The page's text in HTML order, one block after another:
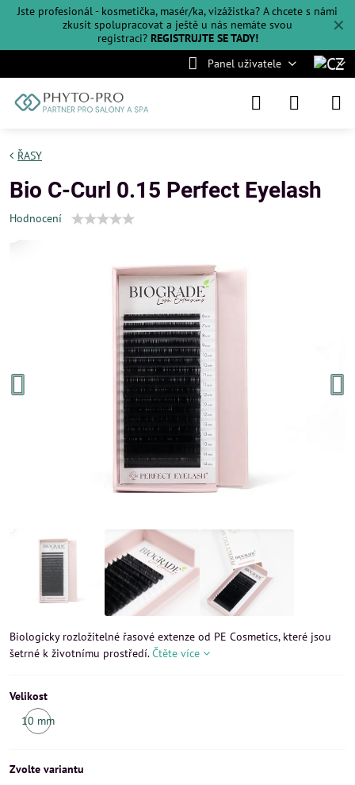
✕
Jste profesionál - kosmetička, masér/ka, vizážistka? A chcete s námi
zkusit spolupracovat a ještě u nás nemáte svou
registraci? REGISTRUJTE SE TADY!
Panel uživatele
ŘASY
Bio C-Curl 0.15 Perfect Eyelash
Hodnocení
Biologicky rozložitelné řasové extenze od PE Cosmetics, které jsou
šetrné k životnímu prostředí.Čtěte více
Velikost
10 mm
Zvolte variantu